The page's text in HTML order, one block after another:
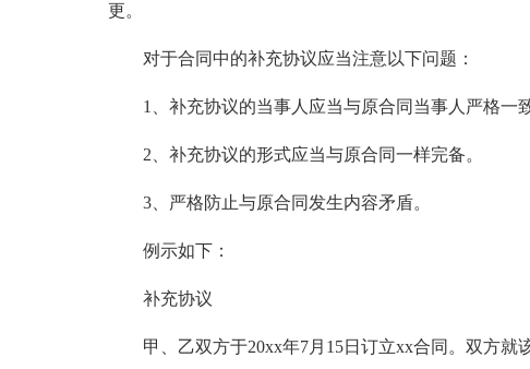
更。
对于合同中的补充协议应当注意以下问题：
1、补充协议的当事人应当与原合同当事人严格一致
2、补充协议的形式应当与原合同一样完备。
3、严格防止与原合同发生内容矛盾。
例示如下：
补充协议
甲、乙双方于20xx年7月15日订立xx合同。双方